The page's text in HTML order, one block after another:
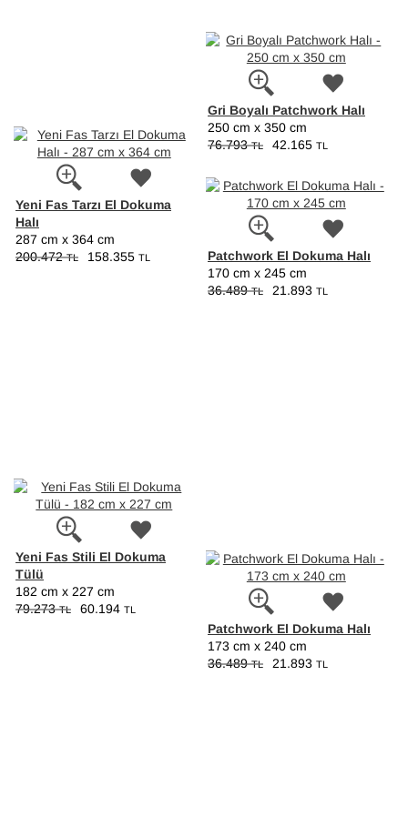
Gri Boyalı Patchwork Halı
250 cm x 350 cm
76.793TL 42.165 TL
Yeni Fas Tarzı El Dokuma
Halı
287 cm x 364 cm
200.472TL 158.355 TL Patchwork El Dokuma Halı
170 cm x 245 cm
36.489TL 21.893 TL
Yeni Fas Stili El Dokuma
Tülü
182 cm x 227 cm
79.273TL 60.194 TL
Patchwork El Dokuma Halı
173 cm x 240 cm
36.489TL 21.893 TL